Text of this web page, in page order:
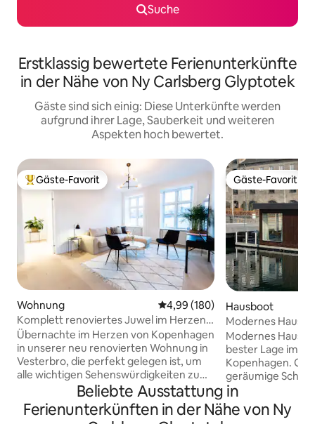
Suche
Erstklassig bewertete Ferienunterkünfte
in der Nähe von Ny Carlsberg Glyptotek
Gäste sind sich einig: Diese Unterkünfte werden
aufgrund ihrer Lage, Sauberkeit und weiteren
Aspekten hoch bewertet.
Beliebter Gäste-Favorit.
Gäste-Favorit
Wohnung Durchschnittliche Bewertung:
4,99 (180)
Komplett renoviertes Juwel im Herzen
von Kopenhagen
Übernachte im Herzen von Kopenhagen
in unserer neu renovierten Wohnung in
Vesterbro, die perfekt gelegen ist, um
alle wichtigen Sehenswürdigkeiten zu
Fuß zu erreichen. Nur wenige Schritte
entfernt erkundest du das lebhafte
Meatpacking District, die Tivoli Gardens
Gäste-Favorit
Gäste-Favorit
Hausboot
Modernes
Erstklassige
Modernes
bester Lage im
Kopenhagen. Große Fenster und eine
geräumige
zum Wasser
hellen und ruhigen
Hausboot
Beliebte Ausstattung in
Ferienunterkünften in der Nähe von Ny